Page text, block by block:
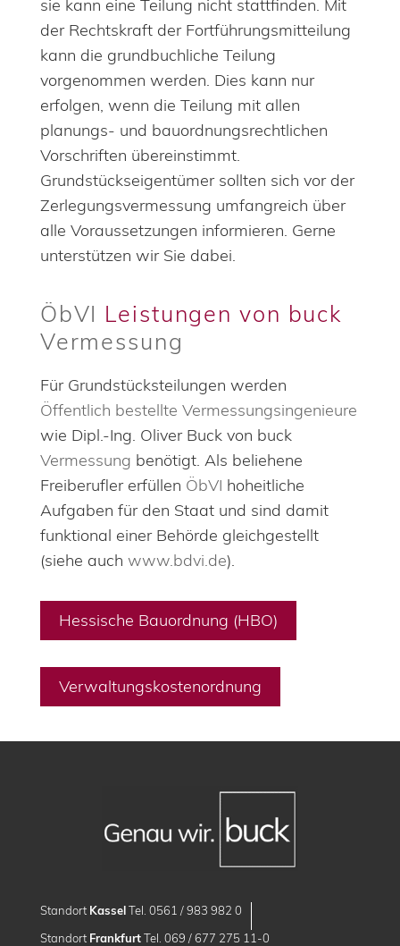
sie kann eine Teilung nicht stattfinden. Mit
der Rechtskraft der Fortführungsmitteilung
kann die grundbuchliche Teilung
vorgenommen werden. Dies kann nur
erfolgen, wenn die Teilung mit allen
planungs- und bauordnungsrechtlichen
Vorschriften übereinstimmt.
Grundstückseigentümer sollten sich vor der
Zerlegungsvermessung umfangreich über
alle Voraussetzungen informieren. Gerne
unterstützen wir Sie dabei.
ÖbVI Leistungen von buck
Vermessung
Für Grundstücksteilungen werden
Öffentlich bestellte Vermessungsingenieure
wie Dipl.-Ing. Oliver Buck von buck
Vermessung benötigt. Als beliehene
Freiberufler erfüllen ÖbVI hoheitliche
Aufgaben für den Staat und sind damit
funktional einer Behörde gleichgestellt
(siehe auch www.bdvi.de).
Hessische Bauordnung (HBO)
Verwaltungskostenordnung
Standort KasselTel. 0561 / 983 982 0
Standort FrankfurtTel. 069 / 677 275 11-0